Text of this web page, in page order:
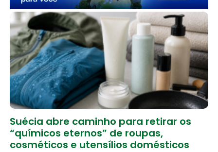
Suécia abre caminho para retirar os
“químicos eternos” de roupas,
cosméticos e utensílios domésticos